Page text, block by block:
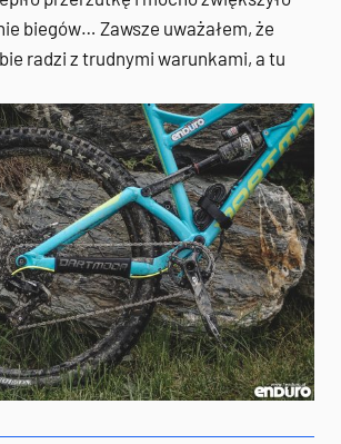
biegów… Zawsze uważałem, że
radzi z trudnymi warunkami, a tu